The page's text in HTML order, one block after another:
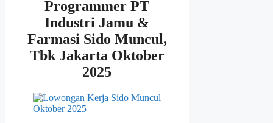
Programmer PT
Industri Jamu &
Farmasi Sido Muncul,
Tbk Jakarta Oktober
2025